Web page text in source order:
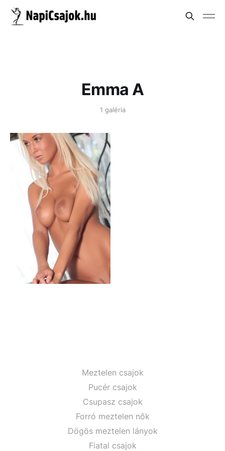
Emma A
1 galéria
Meztelen csajok
Pucér csajok
Csupasz csajok
Forró meztelen nők
Dögös meztelen lányok
Fiatal csajok